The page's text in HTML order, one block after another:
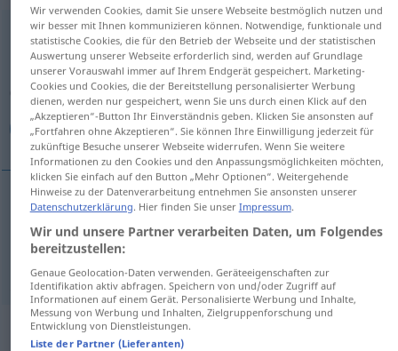
Lautef
Übersicht aller Übersetzungen
(Für mehr Details die Übersetzung anklicken/antippen)
عود, بربط
Synonyme für "Laute"
Wir verwenden Cookies, damit Sie unsere Webseite bestmöglich nutzen und
wir besser mit Ihnen kommunizieren können. Notwendige, funktionale und
statistische Cookies, die für den Betrieb der Webseite und der statistischen
Auswertung unserer Webseite erforderlich sind, werden auf Grundlage
unserer Vorauswahl immer auf Ihrem Endgerät gespeichert. Marketing-
Cookies und Cookies, die der Bereitstellung personalisierter Werbung
dienen, werden nur gespeichert, wenn Sie uns durch einen Klick auf den
„Akzeptieren“-Button Ihr Einverständnis geben. Klicken Sie ansonsten auf
„Fortfahren ohne Akzeptieren“. Sie können Ihre Einwilligung jederzeit für
zukünftige Besuche unserer Webseite widerrufen. Wenn Sie weitere
Informationen zu den Cookies und den Anpassungsmöglichkeiten möchten,
klicken Sie einfach auf den Button „Mehr Optionen“. Weitergehende
Hinweise zu der Datenverarbeitung entnehmen Sie ansonsten unserer
Datenschutzerklärung. Hier finden Sie unser Impressum.
Wir und unsere Partner verarbeiten Daten, um Folgendes
bereitzustellen:
Genaue Geolocation-Daten verwenden. Geräteeigenschaften zur
Identifikation aktiv abfragen. Speichern von und/oder Zugriff auf
Informationen auf einem Gerät. Personalisierte Werbung und Inhalte,
Messung von Werbung und Inhalten, Zielgruppenforschung und
Entwicklung von Dienstleistungen.
Liste der Partner (Lieferanten)